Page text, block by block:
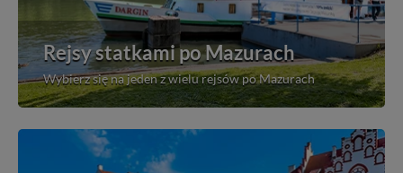
Rejsy statkami po Mazurach
Wybierz się na jeden z wielu rejsów po Mazurach